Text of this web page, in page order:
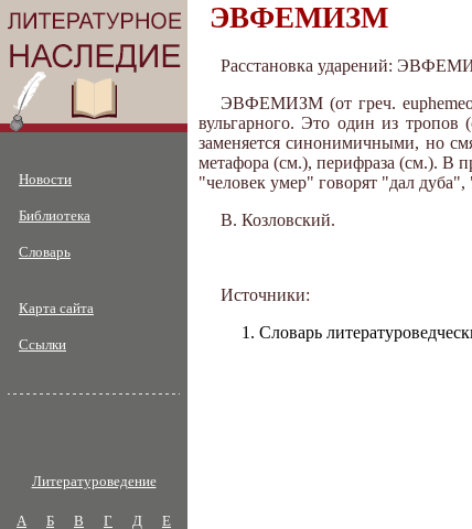
Новости
Библиотека
Словарь
Карта сайта
Ссылки
Литературоведение
А Б В Г Д
Е
ЭВФЕМИЗМ
Расстановка ударений:
ЭВФЕМИЗМ (от греч. euphemeo
вульгарного. Это один из
заменяется синонимичными, но
метафора (см.), перифраза (см.). В
"человек умер" говорят "дал
В. Козловский.
Источники:
Словарь